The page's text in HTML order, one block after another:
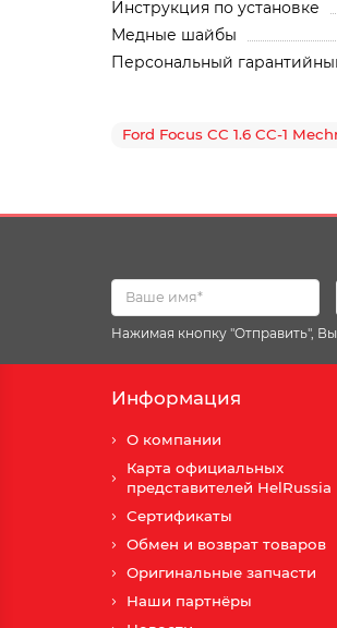
Инструкция по установке
Медные шайбы
Персональный
Ford Focus CC 1.6 CC-1
Нажимая кнопку "Отправить",
Информация
О компании
Карта официальных
представителей HelRussia
Сертификаты
Обмен и возврат товаров
Оригинальные запчасти
Наши партнёры